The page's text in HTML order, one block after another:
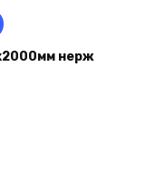
нерж